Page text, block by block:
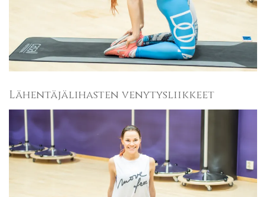
Lähentäjälihasten venytysliikkeet